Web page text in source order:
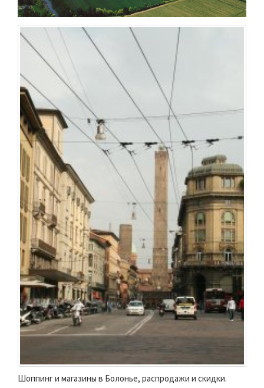
Шоппинг и магазины в Болонье, распродажи и скидки.